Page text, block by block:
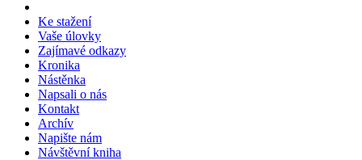
Ke stažení
Vaše úlovky
Zajímavé odkazy
Kronika
Nástěnka
Napsali o nás
Kontakt
Archív
Napište nám
Návštěvní kniha